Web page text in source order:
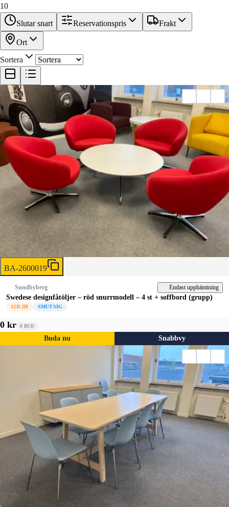
10
Slutar snart
Reservationspris Frakt
Ort
Sortera
BA-2600019
Sundbyberg Endast upphämtning
Swedese designfåtöljer – röd snurrmodell – 4 st + soffbord (grupp)
12D 2H SMUTSIG
0 kr 0 BUD
Buda nu Snabbvy